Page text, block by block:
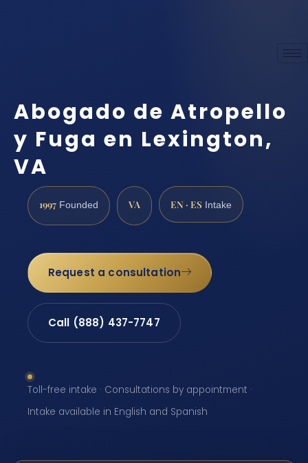
Abogado de Atropello
y Fuga en Lexington,
VA
1997 Founded VA EN · ES Intake
Request a consultation
Call (888) 437-7747
Toll-free intake · Consultations by appointment ·
Intake available in English and Spanish